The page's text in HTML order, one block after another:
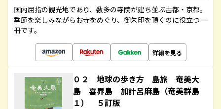
国内屈指の観光地であり、数多の寺院が建ち並ぶ古都・京都。
季節を楽しみながらお寺をめぐり、御朱印を頂くのに役立つ一
冊です。
詳細を見る
０２ 地球の歩き方 島旅 奄美大
島 喜界島 加計呂麻島（奄美群島
１） ５訂版